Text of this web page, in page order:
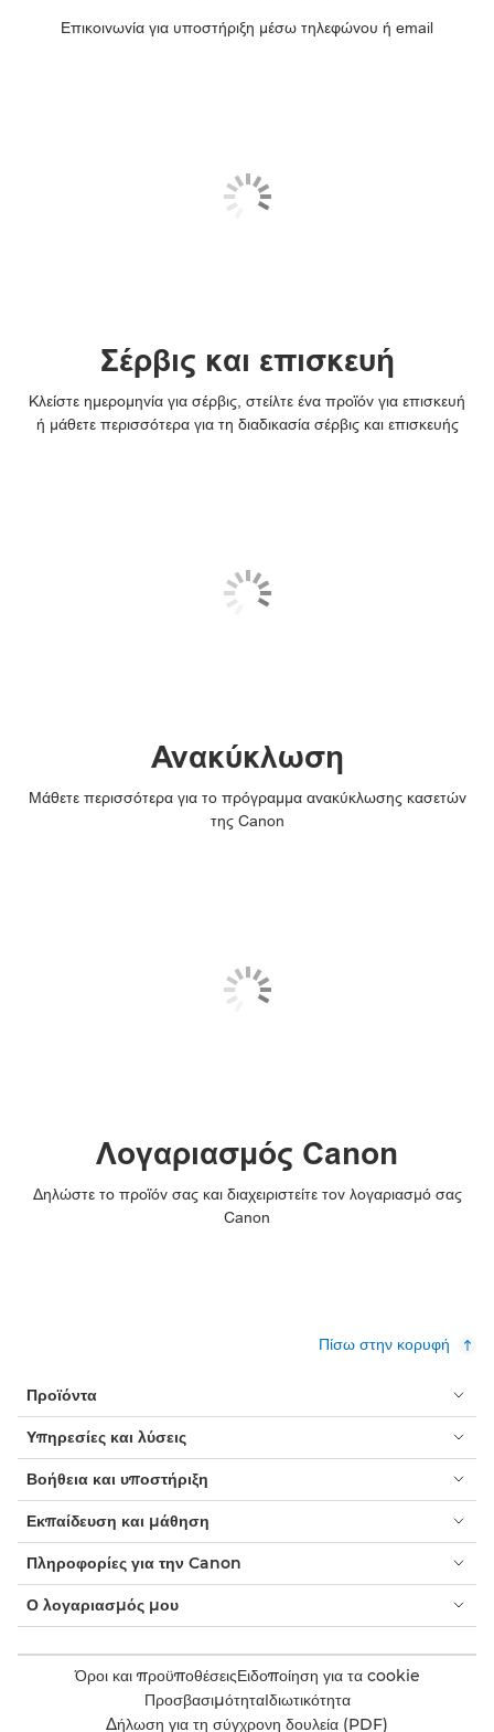
Επικοινωνία για υποστήριξη μέσω τηλεφώνου ή email
Σέρβις και επισκευή
Κλείστε ημερομηνία για σέρβις, στείλτε ένα προϊόν για επισκευή
ή μάθετε περισσότερα για τη διαδικασία σέρβις και επισκευής
Ανακύκλωση
Μάθετε περισσότερα για το πρόγραμμα ανακύκλωσης κασετών
της Canon
Λογαριασμός Canon
Δηλώστε το προϊόν σας και διαχειριστείτε τον λογαριασμό σας
Canon
Πίσω στην κορυφή
Προϊόντα
Υπηρεσίες και λύσεις
Βοήθεια και υποστήριξη
Εκπαίδευση και μάθηση
Πληροφορίες για την Canon
Ο λογαριασμός μου
Όροι και προϋποθέσειςΕιδοποίηση για τα cookie
ΠροσβασιμότηταΙδιωτικότητα
Δήλωση για τη σύγχρονη δουλεία (PDF)